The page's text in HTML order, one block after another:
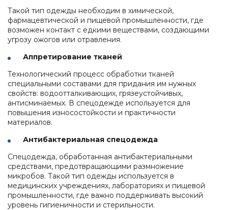
Защитные
фартуки
Наколенники
изделия
При
высотных
работах
Такой тип одежды необходим в химической,
фармацевтической и пищевой промышленности, где
возможен контакт с едкими веществами, создающими
угрозу ожогов или отравления.
Аппретирование тканей
Технологический процесс обработки тканей
специальными составами для придания им нужных
свойств: водоотталкивающих, грязеустойчивых,
антисминаемых. В спецодежде используется для
повышения износостойкости и практичности
материалов.
Антибактериальная спецодежда
Спецодежда, обработанная антибактериальными
средствами, предотвращающими размножение
микробов. Такой тип одежды используется в
медицинских учреждениях, лабораториях и пищевой
промышленности, где важно поддерживать высокий
уровень гигиеничности и стерильности.